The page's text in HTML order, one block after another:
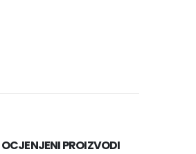
PROIZVODI